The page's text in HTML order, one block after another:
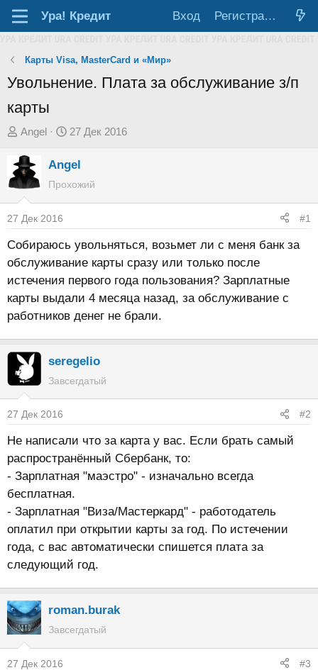
Ура! Кредит Вход Регистрация
Карты Visa, MasterCard и «Мир»
Увольнение. Плата за обслуживание з/п
карты
А
т
о
р
т
е
м
ы
Angel
Д
т
а
ч
а
л
а
27 Дек 2016
Angel
Прохожий
27 Дек 2016 #1
Собираюсь увольняться, возьмет ли с меня банк за
обслуживание карты сразу или только после
истечения первого года пользования? Зарплатные
карты выдали 4 месяца назад, за обслуживание с
работников денег не брали.
seregelio
Завсегдатый
27 Дек 2016 #2
Не написали что за карта у вас. Если брать самый
распространённый Сбербанк, то:
- Зарплатная "маэстро" - изначально всегда
бесплатная.
- Зарплатная "Виза/Мастеркард" - работодатель
оплатил при открытии карты за год. По истечении
года, с вас автоматически спишется плата за
следующий год.
roman.burak
Завсегдатый
27 Дек 2016 #3